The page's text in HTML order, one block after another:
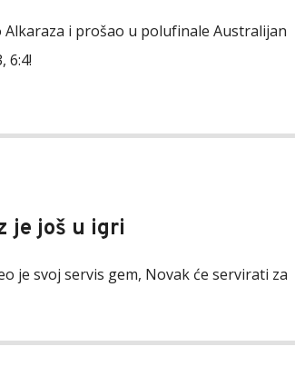
Alkaraza i prošao u polufinale Australijan
6:4!
je još u igri
je svoj servis gem, Novak će servirati za